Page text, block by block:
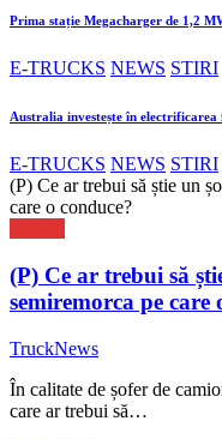
Prima stație Megacharger de 1,2
E-TRUCKS NEWS STIRI
Australia investește în
E-TRUCKS NEWS STIRI
(P) Ce ar trebui să știe un
care o conduce?
(P) Ce ar trebui să
semiremorca pe care
TruckNews
În calitate de șofer de
care ar trebui să…